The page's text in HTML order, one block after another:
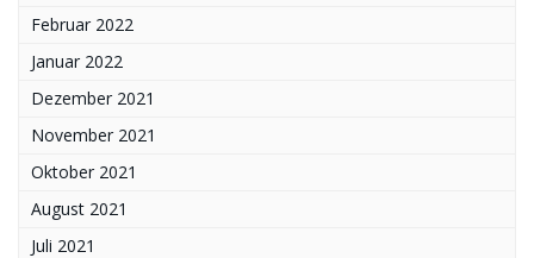
Februar 2022
Januar 2022
Dezember 2021
November 2021
Oktober 2021
August 2021
Juli 2021